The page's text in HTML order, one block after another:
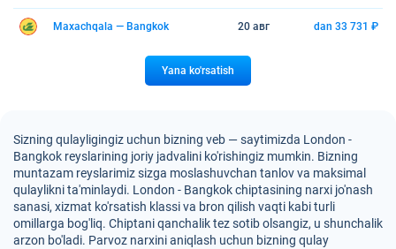
Maxachqala — Bangkok 20 авг dan 33 731 ₽
Yana ko'rsatish
Sizning qulayligingiz uchun bizning veb — saytimizda London -
Bangkok reyslarining joriy jadvalini ko'rishingiz mumkin. Bizning
muntazam reyslarimiz sizga moslashuvchan tanlov va maksimal
qulaylikni ta'minlaydi. London - Bangkok chiptasining narxi jo'nash
sanasi, xizmat ko'rsatish klassi va bron qilish vaqti kabi turli
omillarga bog'liq. Chiptani qanchalik tez sotib olsangiz, u shunchalik
arzon bo'ladi. Parvoz narxini aniqlash uchun bizning qulay